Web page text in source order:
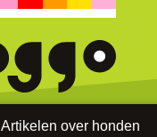
Artikelen over honden